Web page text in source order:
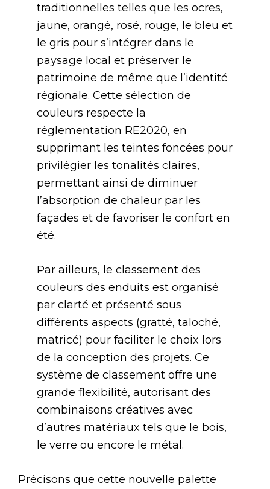
traditionnelles telles que les ocres,
jaune, orangé, rosé, rouge, le bleu et
le gris pour s’intégrer dans le
paysage local et préserver le
patrimoine de même que l’identité
régionale. Cette sélection de
couleurs respecte la
réglementation RE2020, en
supprimant les teintes foncées pour
privilégier les tonalités claires,
permettant ainsi de diminuer
l’absorption de chaleur par les
façades et de favoriser le confort en
été.
Par ailleurs, le classement des
couleurs des enduits est organisé
par clarté et présenté sous
différents aspects (gratté, taloché,
matricé) pour faciliter le choix lors
de la conception des projets. Ce
système de classement offre une
grande flexibilité, autorisant des
combinaisons créatives avec
d’autres matériaux tels que le bois,
le verre ou encore le métal.
Précisons que cette nouvelle palette